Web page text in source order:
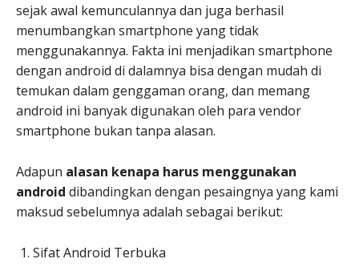
sejak awal kemunculannya dan juga berhasil
menumbangkan smartphone yang tidak
menggunakannya. Fakta ini menjadikan smartphone
dengan android di dalamnya bisa dengan mudah di
temukan dalam genggaman orang, dan memang
android ini banyak digunakan oleh para vendor
smartphone bukan tanpa alasan.
Adapun alasan kenapa harus menggunakan
android dibandingkan dengan pesaingnya yang kami
maksud sebelumnya adalah sebagai berikut:
Sifat Android Terbuka